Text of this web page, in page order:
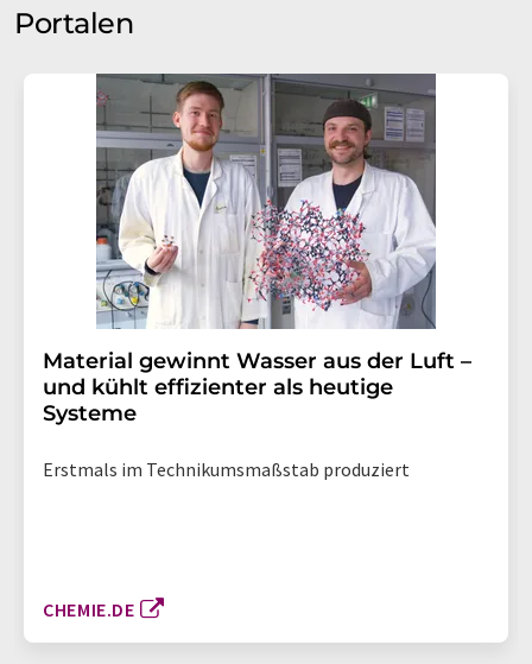
Portalen
Material gewinnt Wasser aus der Luft –
und kühlt effizienter als heutige
Systeme
Erstmals im Technikumsmaßstab produziert
CHEMIE.DE